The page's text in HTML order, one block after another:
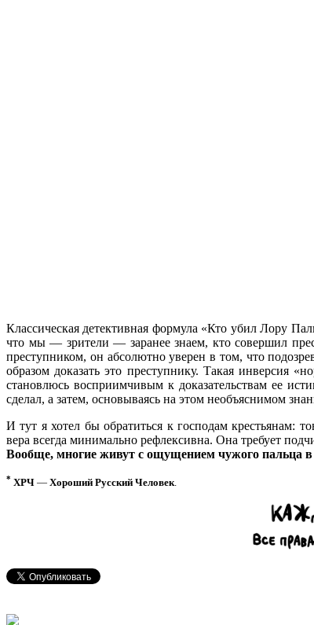
Классическая детективная формула «Кто убил Лору
что мы — зрители — заранее знаем, кто совершил
преступником, он абсолютно уверен в том, что
образом доказать это преступнику. Такая инверсия
становлюсь восприимчивым к доказательствам ее
сделал, а затем, основываясь на этом необъяснимом
И тут я хотел бы обратиться к господам крестьянам:
вера всегда минимально рефлексивна. Она требует
Вообще, многие живут с ощущением чужого пальца
* ХРЧ — Хороший Русский Человек.